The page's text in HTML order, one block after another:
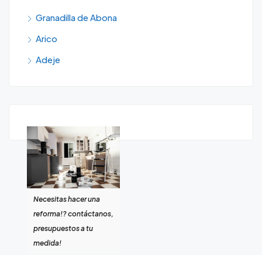
Granadilla de Abona
Arico
Adeje
Necesitas hacer una
reforma!? contáctanos,
presupuestos a tu
medida!